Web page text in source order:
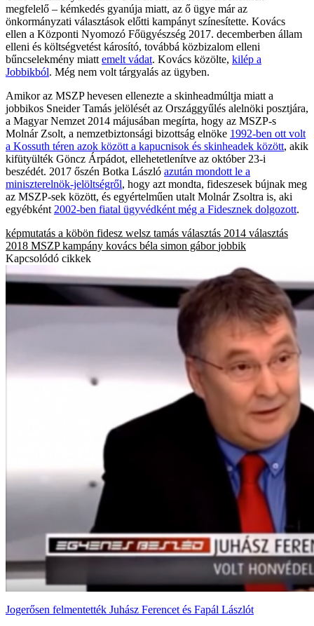
megfelelő – kémkedés gyanúja miatt, az ő ügye már az
önkormányzati választások előtti kampányt színesítette. Kovács
ellen a Központi Nyomozó Főügyészség 2017. decemberben állam
elleni és költségvetést károsító, továbbá közbizalom elleni
bűncselekmény miatt emelt vádat. Kovács közölte, kilép a
Jobbikból. Még nem volt tárgyalás az ügyben.
Amikor az MSZP hevesen ellenezte a skinheadmúltja miatt a
jobbikos Sneider Tamás jelölését az Országgyűlés alelnöki posztjára,
a Magyar Nemzet 2014 májusában megírta, hogy az MSZP-s
Molnár Zsolt, a nemzetbiztonsági bizottság elnöke 1992-ben ott volt
a Kossuth téren azok között a kapucnisok és skinheadek között, akik
kifütyülték Göncz Árpádot, ellehetetlenítve az október 23-i
beszédét. 2017 őszén Botka László azután mondott le a
miniszterelnök-jelöltségről, hogy azt mondta, fideszesek bújnak meg
az MSZP-sek között, és egyértelműen utalt Molnár Zsoltra is, aki
egyébként 2002-ben fiatal ügyvédként még a Fidesznek dolgozott.
képmutatás a köbön fidesz welsz tamás választás 2014 választás
2018 MSZP kampány kovács béla simon gábor jobbik
Kapcsolódó cikkek
Jogerősen felmentették Juhász Ferencet és Fapál Lászlót